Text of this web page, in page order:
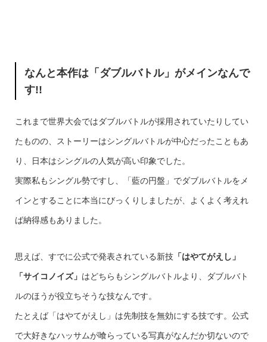
なんと本作は「ダブルバトル」がメインなんで
す!!
これまで世界大会ではダブルバトルが採用されていたりしてい
たものの、ストーリーはシングルバトルが中心だったこともあ
り、日本はシングルの人気が高い印象でした。
実際私もシングル勢ですし、「藍の円盤」でダブルバトルをメ
インとすることに本当にびっくりしましたが、よくよく考えれ
ば納得感もありました。
思えば、すでに公式で発表されている新技「はやてがえし」
「サイコノイズ」 はどちらもシングルバトルより、ダブルバト
ルのほうが役立ちそうな技なんです。
たとえば「はやてがえし」は先制技を無効にする技です。公式
で大好きなハッサムが喰らっている写真がなんだか切ないので